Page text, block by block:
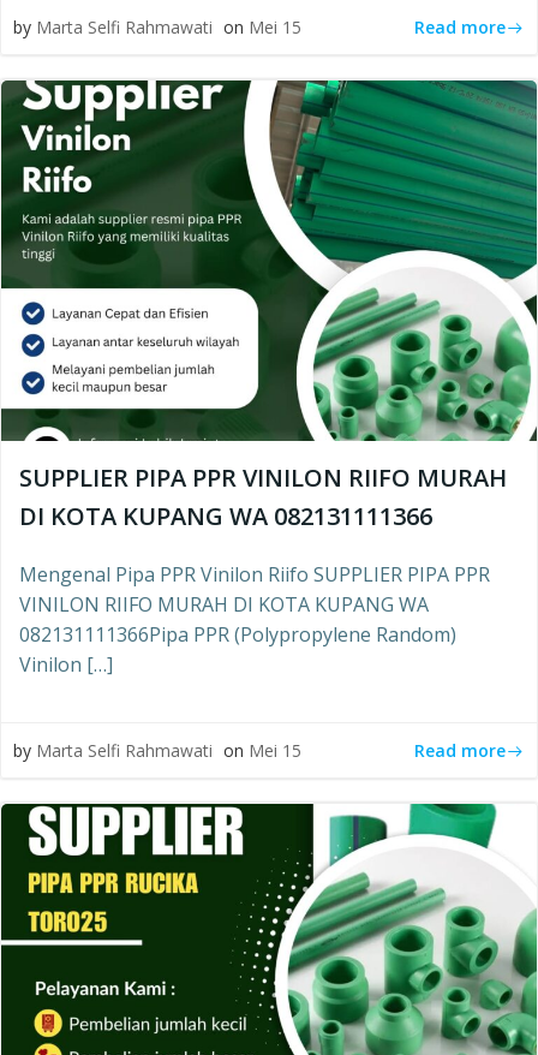
by Marta Selfi Rahmawati on Mei 15 Read more
SUPPLIER PIPA PPR VINILON RIIFO MURAH
DI KOTA KUPANG WA 082131111366
Mengenal Pipa PPR Vinilon Riifo SUPPLIER PIPA PPR
VINILON RIIFO MURAH DI KOTA KUPANG WA
082131111366Pipa PPR (Polypropylene Random)
Vinilon […]
by Marta Selfi Rahmawati on Mei 15 Read more